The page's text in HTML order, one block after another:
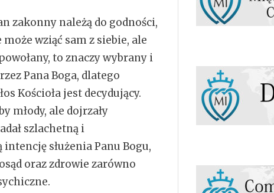
zakonny należą do godności,
wziąć sam z siebie, ale
to znaczy wybrany i
Pana Boga, dlatego
Kościoła jest decydujący.
młody, ale dojrzały
szlachetną i
służenia Panu Bogu,
oraz zdrowie zarówno